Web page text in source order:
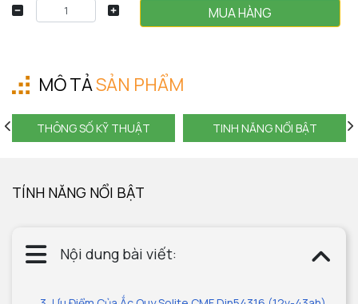
MUA HÀNG
MÔ TẢSẢN PHẨM
THÔNG SỐ KỸ THUẬT TINH NĂNG NỔI BẬT
TÍNH NĂNG NỔI BẬT
Nội dung bài viết: